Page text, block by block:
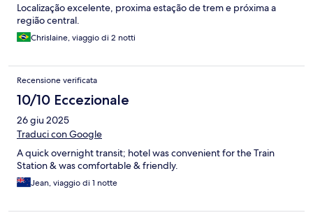
Localização excelente, proxima estação de trem e próxima a
região central.
Chrislaine, viaggio di 2 notti
Recensione verificata
10/10 Eccezionale
26 giu 2025
Traduci con Google
A quick overnight transit; hotel was convenient for the Train
Station & was comfortable & friendly.
Jean, viaggio di 1 notte